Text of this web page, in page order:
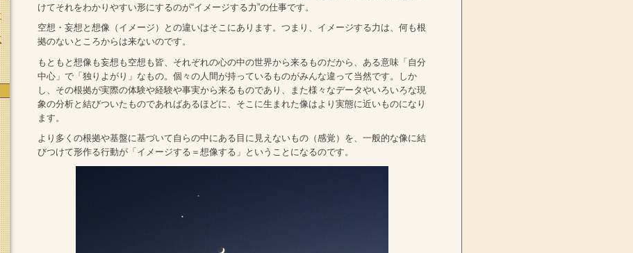
けてそれをわかりやすい形にするのが“イメージする力”の仕事です。
空想・妄想と想像（イメージ）との違いはそこにあります。つまり、イメージする力は、何も根
拠のないところからは来ないのです。
もともと想像も妄想も空想も皆、それぞれの心の中の世界から来るものだから、ある意味「自分
中心」で「独りよがり」なもの。個々の人間が持っているものがみんな違って当然です。しか
し、その根拠が実際の体験や経験や事実から来るものであり、また様々なデータやいろいろな現
象の分析と結びついたものであればあるほどに、そこに生まれた像はより実態に近いものになり
ます。
より多くの根拠や基盤に基づいて自らの中にある目に見えないもの（感覚）を、一般的な像に結
びつけて形作る行動が「イメージする＝想像する」ということになるのです。